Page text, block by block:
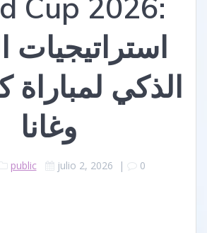
استراتيجيات
الذكي لمباراة
وغانا
public julio 2, 2026 | 0